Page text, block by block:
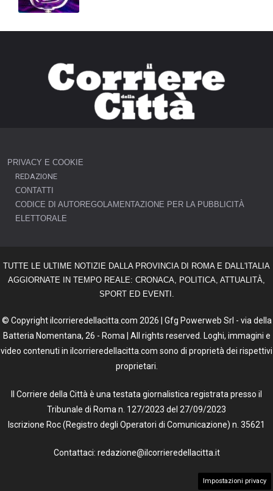
PRIVACY E COOKIE
REDAZIONE
CONTATTI
CODICE DI AUTOREGOLAMENTAZIONE PER LA PUBBLICITÀ
ELETTORALE
TUTTE LE ULTIME NOTIZIE DALLA PROVINCIA DI ROMA E DALL'ITALIA
AGGIORNATE IN TEMPO REALE: CRONACA, POLITICA, ATTUALITÀ,
SPORT ED EVENTI.
© Copyright ilcorrieredellacitta.com 2026 | Gfg Powerweb Srl - via della
Batteria Nomentana, 26 - Roma | All rights reserved. Loghi, immagini e
video contenuti in ilcorrieredellacitta.com sono di proprietà dei rispettivi
proprietari.
Il Corriere della Città è una testata giornalistica registrata presso il
Tribunale di Roma n. 127/2023 del 27/09/2023
Iscrizione Roc (Registro degli Operatori di Comunicazione) n. 35621
Contattaci: redazione@ilcorrieredellacitta.it
Impostazioni privacy